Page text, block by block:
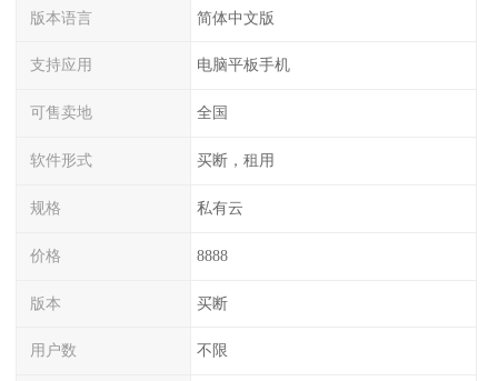
版本语言 简体中文版
支持应用 电脑平板手机
可售卖地 全国
软件形式 买断，租用
规格 私有云
价格 8888
版本 买断
用户数 不限